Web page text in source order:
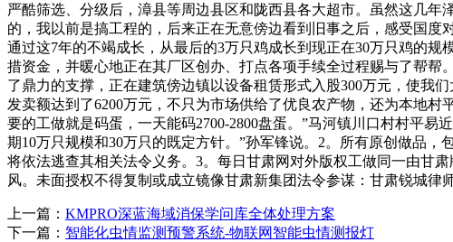
严酷筛选、分级后，漳县等周边县区和陇西县各大超市。虽然这几
的，我以前是搞工程的，后来正在无意傍边看到旧事之后，感受国度
通过这7年的不竭成长，从最后的3万只鸡成长到现正在30万只鸡的
措资金，并暖心地正在其厂区创办、打点各项手续全过程赐与了帮
了鼎力的支撑，正在建筑傍边镇以设备租赁形式入股300万元，使我
发卖额达到了6200万元，不只为市场供给了优良农产物，还为本地
要的工做就是码蛋，一天能码2700-2800盘蛋。”马河镇川口村村平
期10万只规模和30万只的既定方针。”孙军锋说。2。所有原创做品
将依法逃查其相关法令义务。3。每日甘肃网对外版权工做同一由甘
风。未面授权不得复制或成立镜像甘肃新集团法令参谋：甘肃锐城律
上一篇： KMPRO深蓝海域消保学问库全体处理方案
下一篇： 智能化虫情监测预警系统-物联网智能虫情测报灯